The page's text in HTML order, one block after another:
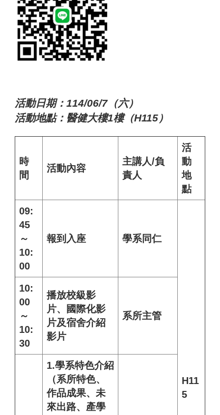
活動日期：114/06/7（六）
活動地點：醫健大樓1樓（H115）
時
間
活動內容
主講人/負
責人
活
動
地
點
09:
45
～
10:
00
報到入座 學系同仁
H11
5
10:
00
～
10:
30
播放校級影
片、國際化影
片及宿舍介紹
影片
系所主管
1.學系特色介紹
（系所特色、
作品成果、未
來出路、產學